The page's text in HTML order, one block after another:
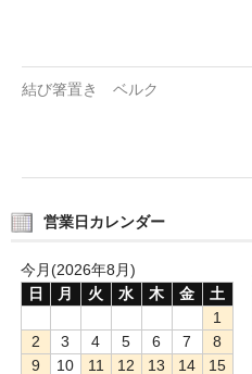
結び箸置き ベルク
営業日カレンダー
今月(2026年8月)
日
月 火 水 木 金
土
1
2
3 4 5 6 7
8
9
10 11 12 13 14
15